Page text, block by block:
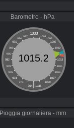
Barometro - hPa
1000
997 1003
994
1006
991
1009
988
1012
985
1015
982
1018
979
1021
976
1024
973
1027
970
1030
|
964 1036
1015.2
Pioggia giornaliera - mm